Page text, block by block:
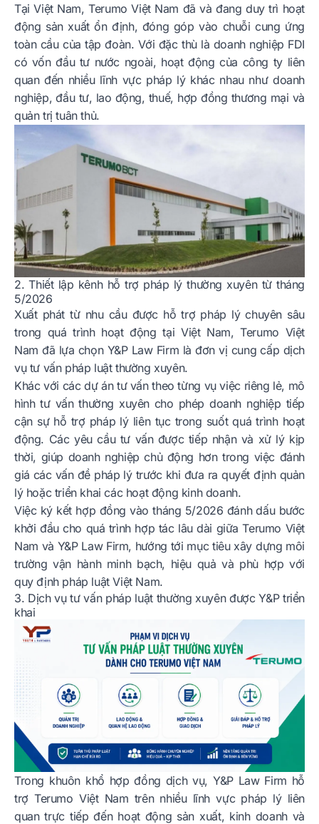
Tại Việt Nam, Terumo Việt Nam đã và đang duy trì hoạt
động sản xuất ổn định, đóng góp vào chuỗi cung ứng
toàn cầu của tập đoàn. Với đặc thù là doanh nghiệp FDI
có vốn đầu tư nước ngoài, hoạt động của công ty liên
quan đến nhiều lĩnh vực pháp lý khác nhau như doanh
nghiệp, đầu tư, lao động, thuế, hợp đồng thương mại và
quản trị tuân thủ.
2. Thiết lập kênh hỗ trợ pháp lý thường xuyên từ tháng
5/2026
Xuất phát từ nhu cầu được hỗ trợ pháp lý chuyên sâu
trong quá trình hoạt động tại Việt Nam, Terumo Việt
Nam đã lựa chọn Y&P Law Firm là đơn vị cung cấp dịch
vụ tư vấn pháp luật thường xuyên.
Khác với các dự án tư vấn theo từng vụ việc riêng lẻ, mô
hình tư vấn thường xuyên cho phép doanh nghiệp tiếp
cận sự hỗ trợ pháp lý liên tục trong suốt quá trình hoạt
động. Các yêu cầu tư vấn được tiếp nhận và xử lý kịp
thời, giúp doanh nghiệp chủ động hơn trong việc đánh
giá các vấn đề pháp lý trước khi đưa ra quyết định quản
lý hoặc triển khai các hoạt động kinh doanh.
Việc ký kết hợp đồng vào tháng 5/2026 đánh dấu bước
khởi đầu cho quá trình hợp tác lâu dài giữa Terumo Việt
Nam và Y&P Law Firm, hướng tới mục tiêu xây dựng môi
trường vận hành minh bạch, hiệu quả và phù hợp với
quy định pháp luật Việt Nam.
3. Dịch vụ tư vấn pháp luật thường xuyên được Y&P triển
khai
Trong khuôn khổ hợp đồng dịch vụ, Y&P Law Firm hỗ
trợ Terumo Việt Nam trên nhiều lĩnh vực pháp lý liên
quan trực tiếp đến hoạt động sản xuất, kinh doanh và